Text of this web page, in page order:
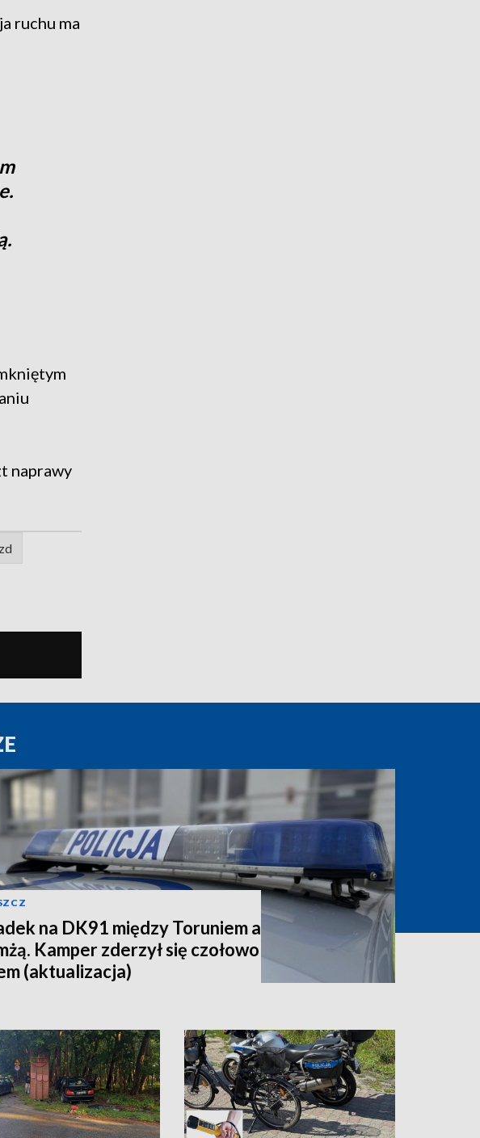
ruchu ma
naprawy
na DK91 między Toruniem a
Kamper zderzył się czołowo
(aktualizacja)